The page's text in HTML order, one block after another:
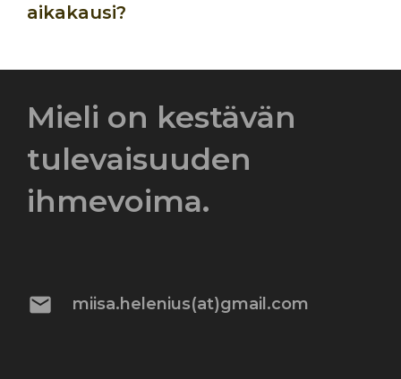
aikakausi?
Mieli on kestävän
tulevaisuuden
ihmevoima.
mail miisa.helenius(at)gmail.com